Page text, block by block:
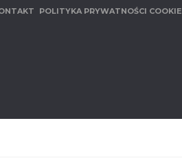
POLITYKA PRYWATNOŚCI COOKIE